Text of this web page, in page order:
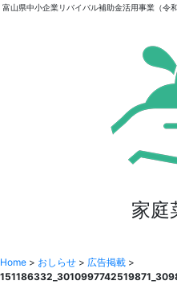
富山県中小企業リバイバル補助金活用事業（令
家
Home > おしらせ > 広告掲載 >